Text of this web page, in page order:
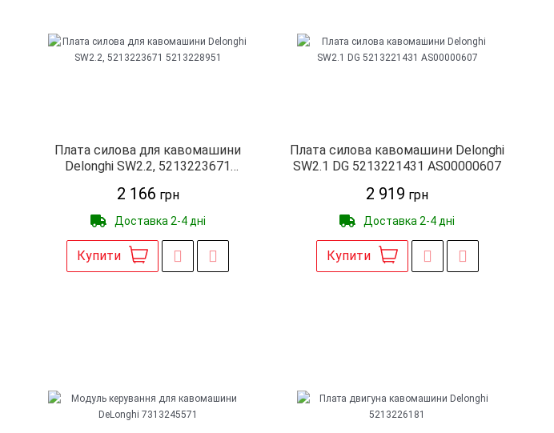
Плата силова для кавомашини
Delonghi SW2.2, 5213223671
2 166 грн
Доставка 2-4 дні
Купити
Плата силова кавомашини Delonghi
SW2.1 DG 5213221431 AS00000607
2 919 грн
Доставка 2-4 дні
Купити